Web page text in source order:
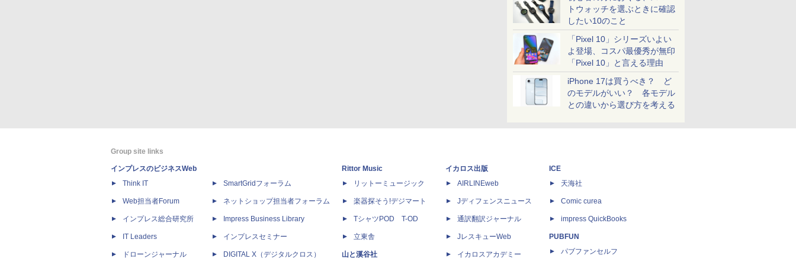
トウォッチを選ぶときに確認
したい10のこと
「Pixel 10」シリーズいよい
よ登場、コスパ最優秀が無印
「Pixel 10」と言える理由
iPhone 17は買うべき？ ど
のモデルがいい？ 各モデル
との違いから選び方を考える
Group site links
インプレスのビジネスWeb
Think IT
Web担当者Forum
インプレス総合研究所
IT Leaders
ドローンジャーナル
SmartGridフォーラム
ネットショップ担当者フォーラム
Impress Business Library
インプレスセミナー
DIGITAL X（デジタルクロス）
Rittor Music
リットーミュージック
楽器探そう!デジマート
TシャツPOD T-OD
立東舎
山と溪谷社
イカロス出版
AIRLINEweb
Jディフェンスニュース
通訳翻訳ジャーナル
JレスキューWeb
イカロスアカデミー
ICE
天海社
Comic curea
impress QuickBooks
PUBFUN
パブファンセルフ